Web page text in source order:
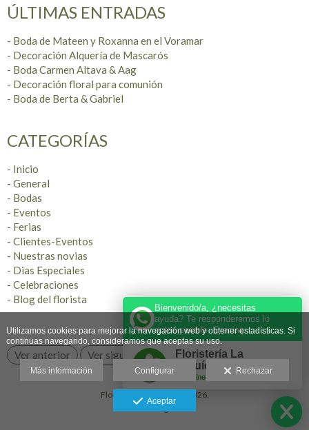
ÚLTIMAS ENTRADAS
- Boda de Mateen y Roxanna en el Voramar
- Decoración Alquería de Mascarós
- Boda Carmen Altava & Aag
- Decoración floral para comunión
- Boda de Berta & Gabriel
CATEGORÍAS
- Inicio
- General
- Bodas
- Eventos
- Ferias
- Clientes-Eventos
- Nuestras novias
- Dias Especiales
- Celebraciones
- Blog del florista
Ver anterior Ver siguiente
Floristería La Orquídea 2026.
Aviso legal
Utilizamos cookies para mejorar la navegación web y obtener estadísticas. Si
continuas navegando, consideramos que aceptas su uso.
Más información Configurar Rechazar
Aceptar
Bienvenido/a, ¿necesitas
ayuda? Te responderemos lo
antes posible. Gracias
Floristería La
Orquídea ®️
Online